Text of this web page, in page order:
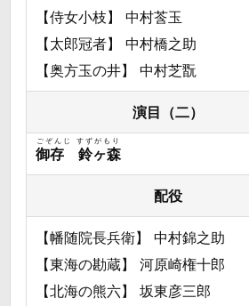
【侍女小枝】 中村莟玉
【太郎冠者】 中村橋之助
【奥方玉の井】 中村芝翫
演目（二）
御存 鈴ヶ森
ごぞんじ すずがもり
配役
【幡随院長兵衛】 中村錦之助
【東海の勘蔵】 河原崎権十郎
【北海の熊六】 坂東彦三郎